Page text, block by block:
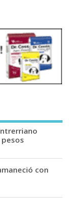
con